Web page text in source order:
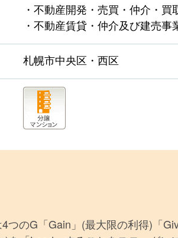
・不動産開発・売買・仲介・買
・不動産賃貸・仲介及び建売事
札幌市中央区・西区
つのG「Gain」(最大限の利得)「